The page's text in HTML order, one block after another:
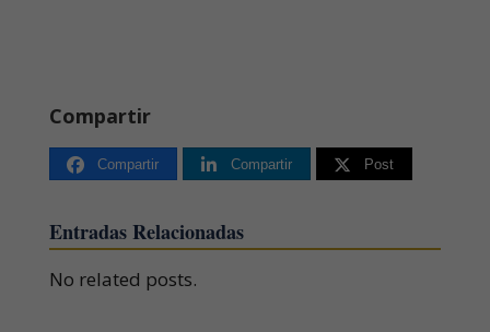
Compartir
Compartir Compartir Post
Entradas Relacionadas
No related posts.